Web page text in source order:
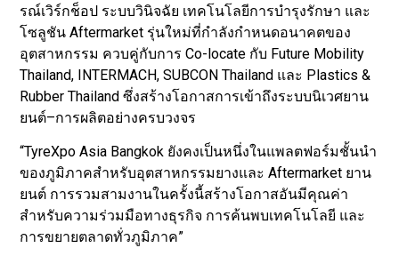
รณ์เวิร์กช็อป ระบบวินิจฉัย เทคโนโลยีการบำรุงรักษา และ
โซลูชัน Aftermarket รุ่นใหม่ที่กำลังกำหนดอนาคตของ
อุตสาหกรรม ควบคู่กับการ Co-locate กับ Future Mobility
Thailand, INTERMACH, SUBCON Thailand และ Plastics &
Rubber Thailand ซึ่งสร้างโอกาสการเข้าถึงระบบนิเวศยาน
ยนต์–การผลิตอย่างครบวงจร
“TyreXpo Asia Bangkok ยังคงเป็นหนึ่งในแพลตฟอร์มชั้นนำ
ของภูมิภาคสำหรับอุตสาหกรรมยางและ Aftermarket ยาน
ยนต์ การรวมสามงานในครั้งนี้สร้างโอกาสอันมีคุณค่า
สำหรับความร่วมมือทางธุรกิจ การค้นพบเทคโนโลยี และ
การขยายตลาดทั่วภูมิภาค”